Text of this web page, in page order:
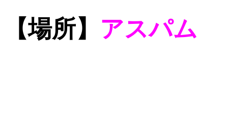
【場所】 アスパム